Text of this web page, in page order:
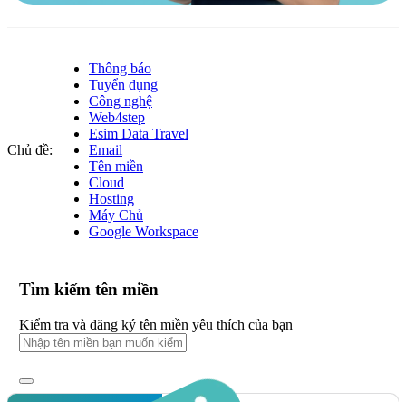
Chủ đề:
Thông báo
Tuyển dụng
Công nghệ
Web4step
Esim Data Travel
Email
Tên miền
Cloud
Hosting
Máy Chủ
Google Workspace
Tìm kiếm tên miền
Kiểm tra và đăng ký tên miền yêu thích của bạn